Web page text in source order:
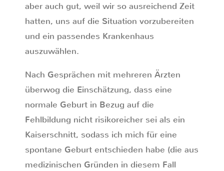
aber auch gut, weil wir so ausreichend Zeit
hatten, uns auf die Situation vorzubereiten
und ein passendes Krankenhaus
auszuwählen.
Nach Gesprächen mit mehreren Ärzten
überwog die Einschätzung, dass eine
normale Geburt in Bezug auf die
Fehlbildung nicht risikoreicher sei als ein
Kaiserschnitt, sodass ich mich für eine
spontane Geburt entschieden habe (die aus
medizinischen Gründen in diesem Fall